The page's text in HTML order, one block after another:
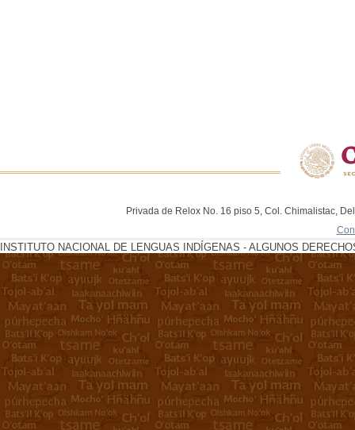
Privada de Relox No. 16 piso 5, Col. Chimalistac,
INSTITUTO NACIONAL DE LENGUAS INDÍGENAS - ALGUNOS